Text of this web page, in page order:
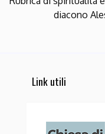
diacono
Link utili